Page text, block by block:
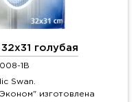
голубая
1B
Swan.
изготовлена